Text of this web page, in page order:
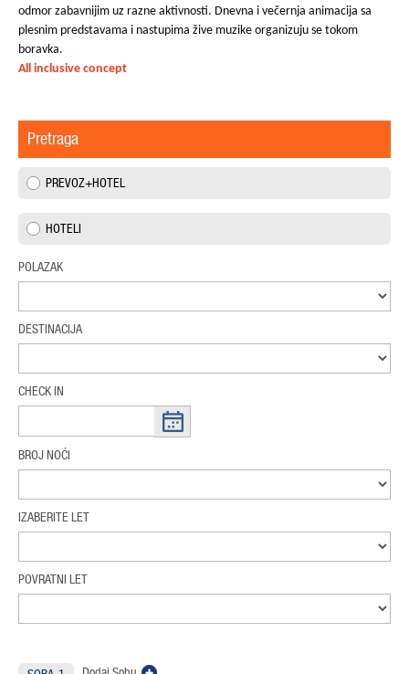
odmor zabavnijim uz razne aktivnosti. Dnevna i večernja animacija sa
plesnim predstavama i nastupima žive muzike organizuju se tokom
boravka.
All inclusive concept
Pretraga
PREVOZ+HOTEL
HOTELI
POLAZAK
DESTINACIJA
CHECK IN
BROJ NOĆI
IZABERITE LET
POVRATNI LET